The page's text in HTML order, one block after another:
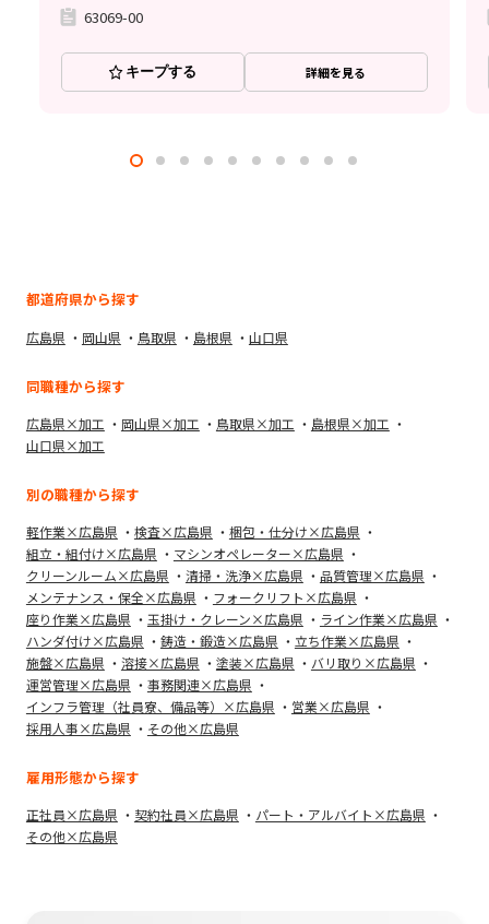
63069-00
キープする 詳細を見る
都道府県から探す
広島県 岡山県 鳥取県 島根県 山口県
同職種から探す
広島県×加工 岡山県×加工 鳥取県×加工
島根県×加工
山口県×加工
別の職種から探す
軽作業×広島県 検査×広島県
梱包・仕分け×広島県
組立・組付け×広島県
マシンオペレーター×広島県
クリーンルーム×広島県
清掃・洗浄×広島県
品質管理×広島県
メンテナンス・保全×広島県
フォークリフト×広島県
座り作業×広島県
玉掛け・クレーン×広島県
ライン作業×広島県
ハンダ付け×広島県
鋳造・鍛造×広島県
立ち作業×広島県
施盤×広島県
溶接×広島県 塗装×広島県
バリ取り×広島県
運営管理×広島県
事務関連×広島県
インフラ管理（社員寮、備品等）×広島県
営業×広島県
採用人事×広島県
その他×広島県
雇用形態から探す
正社員×広島県 契約社員×広島県
パート・アルバイト×広島県
その他×広島県